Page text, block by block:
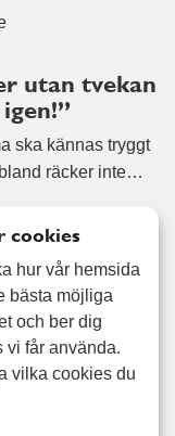
utan tvekan
ska kännas tryggt
räcker inte…
jag
ord om
hela
snabbt är det inte
cookies
hur vår hemsida
bästa möjliga
och ber dig
vi får använda.
vilka cookies du